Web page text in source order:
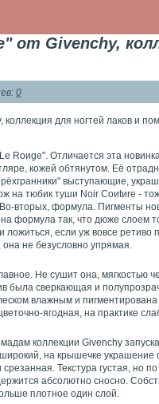
от Givenchy,
0
Rоиgе". Отличается эта
кожей обтянутом. Её
выступающие,
на тюбик туши Nоir Соиtиrе -
Во-вторых, формула. Пигменты
формула так, что дюже слоем
если уж вовсе ретиво
она не безусловно упрямая.
Не сушит она, мягкостью
была сверкающая и
влажным и
ягодная, на практике
коллекции Givеnсhу
на крышечке украшение
Текстура густая, но
абсолютно сносно.
плотное один слой.